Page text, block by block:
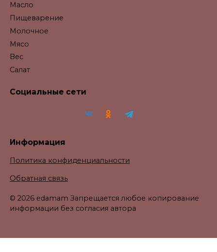
Масло
Пищеварение
Молочное
Мясо
Вес
Салат
Социальные сети
Информация
Политика конфиденциальности
Обратная связь
© 2026 edamam Запрещается любое копирование
информации без согласия автора